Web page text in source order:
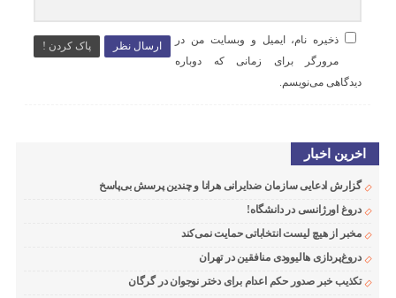
ارسال نظر پاک کردن !
ذخیره نام، ایمیل و وبسایت من در
مرورگر برای زمانی که دوباره
دیدگاهی می‌نویسم.
اخرین اخبار
گزارش ادعایی سازمان ضدایرانی هرانا و چندین پرسش بی‌پاسخ
دروغ اورژانسی در دانشگاه!
مخبر از هیچ لیست انتخاباتی حمایت نمی‌کند
دروغ‌پردازی هالیوودی منافقین در تهران
تکذیب خبر صدور حکم اعدام برای دختر نوجوان در گرگان